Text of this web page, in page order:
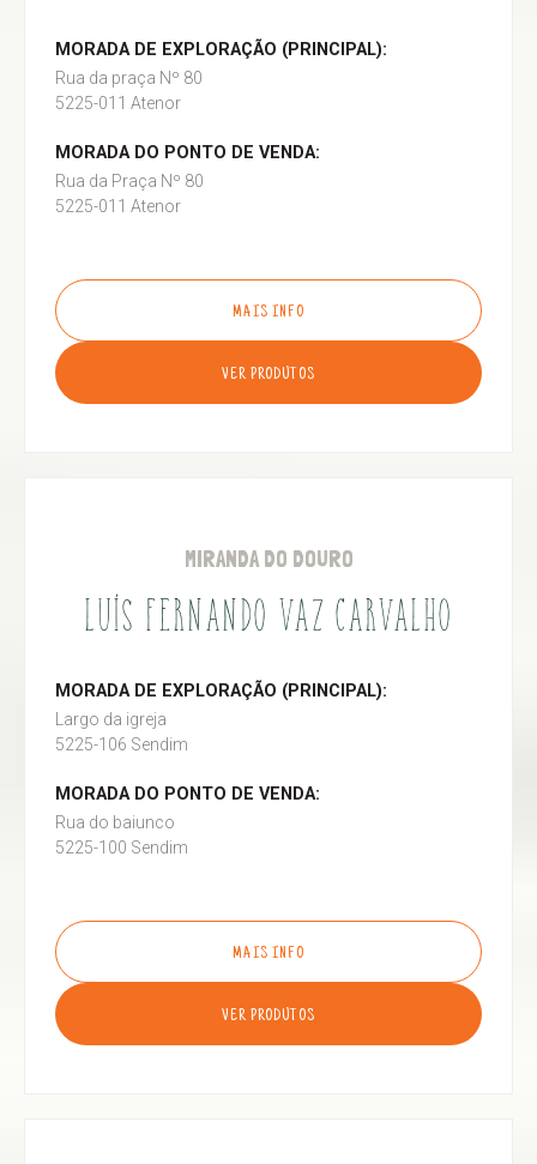
MORADA DE EXPLORAÇÃO (PRINCIPAL):
Rua da praça Nº 80
5225-011 Atenor
MORADA DO PONTO DE VENDA:
Rua da Praça Nº 80
5225-011 Atenor
MAIS INFO
VER PRODUTOS
MIRANDA DO DOURO
LUÍS FERNANDO VAZ CARVALHO
MORADA DE EXPLORAÇÃO (PRINCIPAL):
Largo da igreja
5225-106 Sendim
MORADA DO PONTO DE VENDA:
Rua do baiunco
5225-100 Sendim
MAIS INFO
VER PRODUTOS